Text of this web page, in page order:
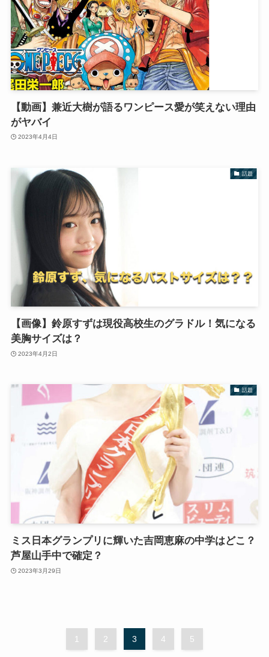
【動画】兼近大樹が語るワンピース愛が笑えない理由
がヤバイ
2023年4月4日
話題
【画像】鈴原すずは現役高校生のグラドル！気になる
美胸サイズは？
2023年4月2日
話題
ミス日本グランプリに輝いた吉岡恵麻の中学はどこ？
芦屋山手中で確定？
2023年3月29日
1 2 3 4 5